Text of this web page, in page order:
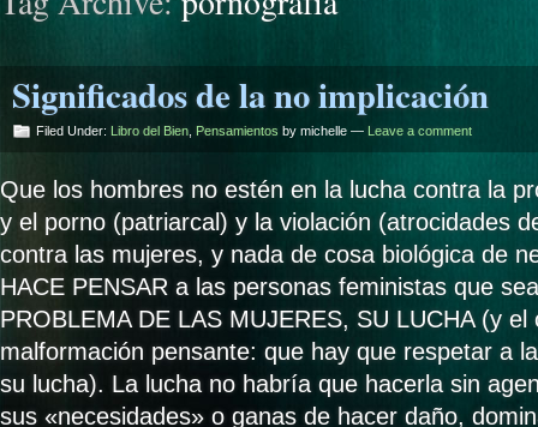
Significados de la no implicación
Filed Under: Libro del Bien Pensamientos by michelle — Leave a comment
Que los hombres no estén en la lucha contra la
y el porno (patriarcal) y la violación (atrocidades
contra las mujeres, y nada de cosa biológica de
HACE PENSAR a las personas feministas que
PROBLEMA DE LAS MUJERES, SU LUCHA (y el
malformación pensante: que hay que respetar a
su lucha). La lucha no habría que hacerla sin
sus «necesidades» o ganas de hacer daño,